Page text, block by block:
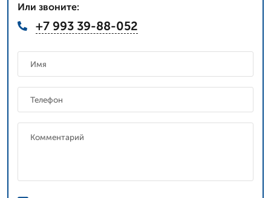
Или звоните:
+7 993 39-88-052